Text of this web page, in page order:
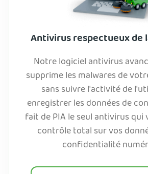
Antivirus respectueux de
Notre logiciel antivirus
supprime les malwares de
sans suivre l'activité de
enregistrer les données de
fait de PIA le seul antivirus qui
contrôle total sur vos
confidentialité